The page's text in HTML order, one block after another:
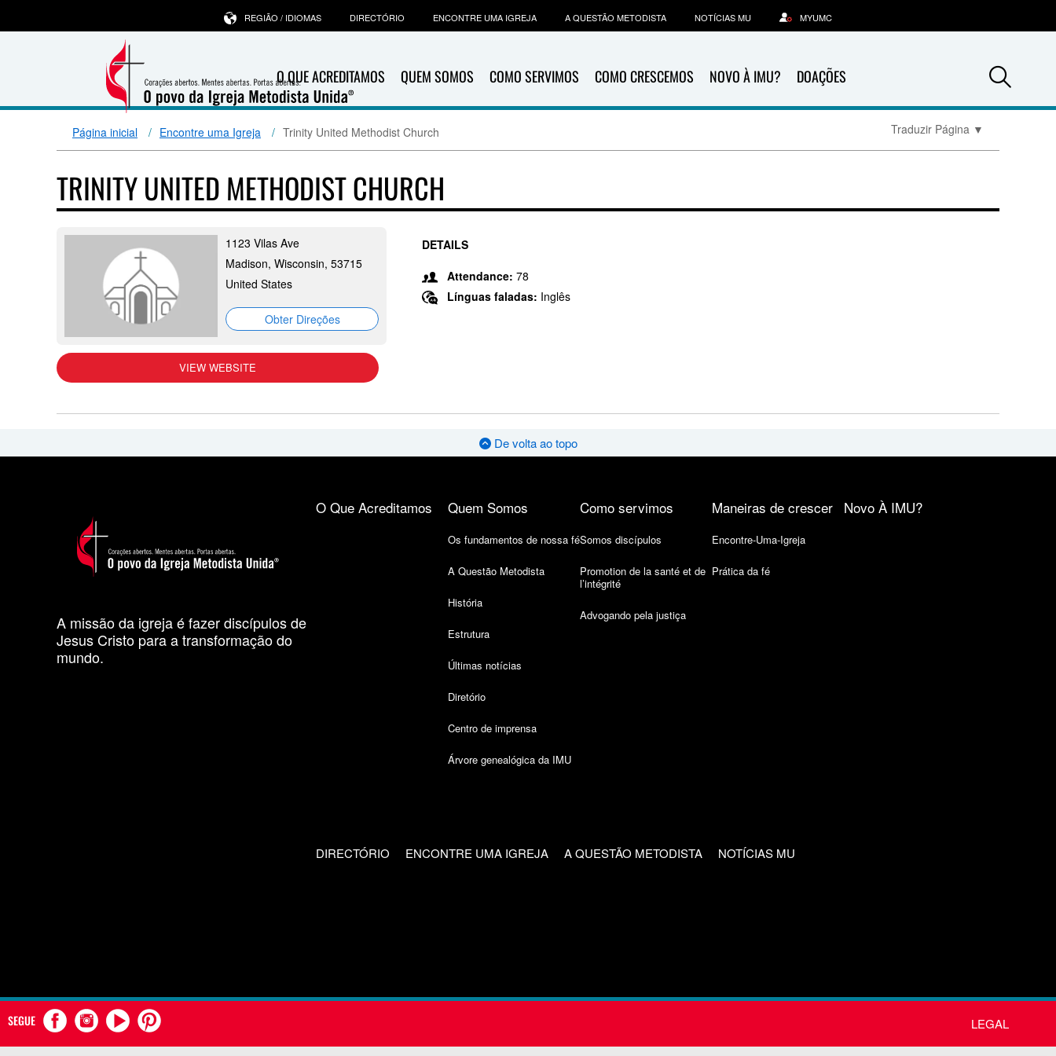
O QUE ACREDITAMOS QUEM SOMOS COMO SERVIMOS COMO CRESCEMOS NOVO À IMU? DOAÇÕES
REGIÃO / IDIOMAS DIRECTÓRIO ENCONTRE UMA IGREJA A QUESTÃO METODISTA NOTÍCIAS MU MYUMC
Página inicial Encontre uma Igreja Trinity United Methodist Church Traduzir Página ▼
TRINITY UNITED METHODIST CHURCH
1123 Vilas Ave
Madison, Wisconsin, 53715
United States
Obter Direções
VIEW WEBSITE
DETAILS
Attendance: 78
Línguas faladas: Inglês
De volta ao topo
A missão da igreja é fazer discípulos de
Jesus Cristo para a transformação do
mundo.
O Que Acreditamos Quem Somos
Os fundamentos de nossa fé
A Questão Metodista
História
Estrutura
Últimas notícias
Diretório
Centro de imprensa
Árvore genealógica da IMU
Como servimos
Somos discípulos
Promotion de la santé et de
l’intégrité
Advogando pela justiça
Maneiras de crescer
Encontre-Uma-Igreja
Prática da fé
Novo À IMU?
DIRECTÓRIO ENCONTRE UMA IGREJA A QUESTÃO METODISTA NOTÍCIAS MU
SEGUE LEGAL